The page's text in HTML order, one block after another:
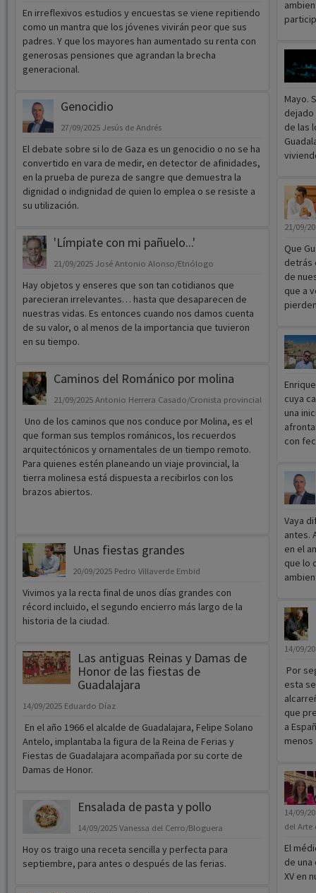
En irreflexivos estudios y encuestas se viene repitiendo
como un mantra que los jóvenes vivirán peor que sus
padres. Y que los mayores han aumentado su renta con
generosas pensiones que agrandan la brecha
generacional.
Genocidio
27/09/2025 Jesús de Andrés
El debate sobre si lo de Gaza es un genocidio o no se ha
convertido en vara de medir, en detector de afinidades,
en la prueba de pureza de sangre que demuestra la
dignidad o indignidad de quien lo emplea o se resiste a
su utilización.
'Límpiate con mi pañuelo...'
21/09/2025 José Antonio Alonso/Etnólogo
Hay objetos y enseres que son tan cotidianos que
parecieran irrelevantes… hasta que desaparecen de
nuestras vidas. Es entonces cuando nos damos cuenta
de su valor, o al menos de la importancia que tuvieron
en su tiempo.
Caminos del Románico por molina
21/09/2025 Antonio Herrera Casado/Cronista provincial
Uno de los caminos que nos conduce por Molina, es el
que forman sus templos románicos, los recuerdos
arquitectónicos y ornamentales de un tiempo remoto.
Para quienes estén planeando un viaje provincial, la
tierra molinesa está dispuesta a recibirlos con los
brazos abiertos.
Unas fiestas grandes
20/09/2025 Pedro Villaverde Embid
Vivimos ya la recta final de unos días grandes con
récord incluido, el segundo encierro más largo de la
historia de la ciudad.
Las antiguas Reinas y Damas de
Honor de las fiestas de
Guadalajara
14/09/2025 Eduardo Díaz
En el año 1966 el alcalde de Guadalajara, Felipe Solano
Antelo, implantaba la figura de la Reina de Ferias y
Fiestas de Guadalajara acompañada por su corte de
Damas de Honor.
Ensalada de pasta y pollo
14/09/2025 Vanessa del Cerro/Bloguera
Hoy os traigo una receta sencilla y perfecta para
septiembre, para antes o después de las ferias.
Mayo.
dejado
de las
21/09/
Que
detrás
de
que a
cuya
una
con
Vaya
antes.
en el
que lo
14/09/
Por
esta
que
a
menos
14/09/
del Arte
El
de
XV en